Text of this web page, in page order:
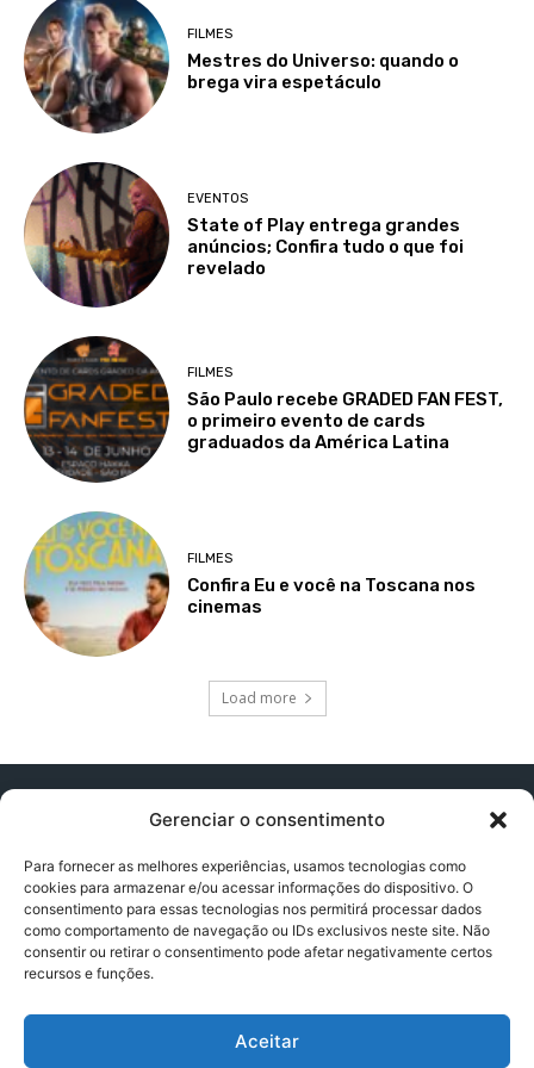
Gerenciar o consentimento
Para fornecer as melhores experiências, usamos tecnologias como
cookies para armazenar e/ou acessar informações do dispositivo. O
consentimento para essas tecnologias nos permitirá processar dados
como comportamento de navegação ou IDs exclusivos neste site. Não
consentir ou retirar o consentimento pode afetar negativamente certos
recursos e funções.
Aceitar
FILMES
Mestres do Universo: quando o
brega vira espetáculo
EVENTOS
State of Play entrega grandes
anúncios; Confira tudo o que foi
revelado
FILMES
São Paulo recebe GRADED FAN FEST,
o primeiro evento de cards
graduados da América Latina
FILMES
Confira Eu e você na Toscana nos
cinemas
Load more
Contato:contatopapogeek@gmail.com
Política de Privacidade